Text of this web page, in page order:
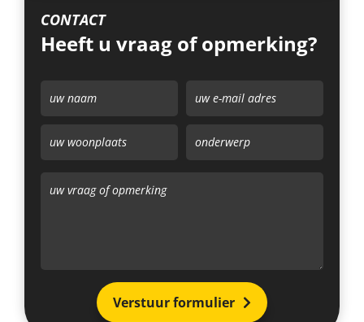
CONTACT
Heeft u vraag of opmerking?
Verstuur formulier